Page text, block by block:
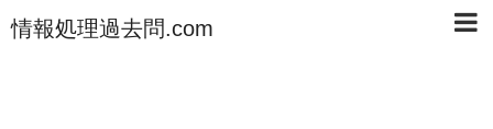
情報処理過去問.com